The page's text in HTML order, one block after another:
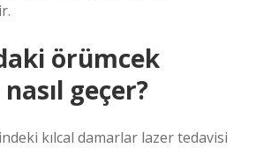
örümcek
geçer?
kılcal damarlar lazer tedavisi